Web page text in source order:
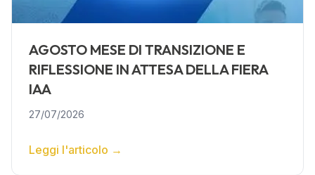
AGOSTO MESE DI TRANSIZIONE E
RIFLESSIONE IN ATTESA DELLA FIERA
IAA
27/07/2026
Leggi l'articolo →